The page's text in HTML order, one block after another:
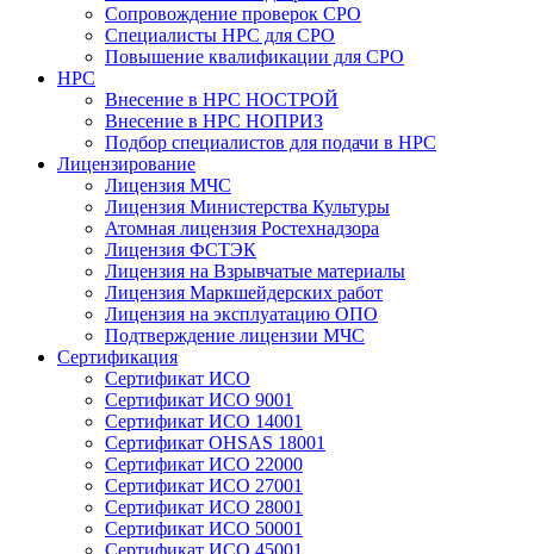
Сопровождение проверок СРО
Специалисты НРС для СРО
Повышение квалификации для СРО
НРС
Внесение в НРС НОСТРОЙ
Внесение в НРС НОПРИЗ
Подбор специалистов для подачи в НРС
Лицензирование
Лицензия МЧС
Лицензия Министерства Культуры
Атомная лицензия Ростехнадзора
Лицензия ФСТЭК
Лицензия на Взрывчатые материалы
Лицензия Маркшейдерских работ
Лицензия на эксплуатацию ОПО
Подтверждение лицензии МЧС
Сертификация
Сертификат ИСО
Сертификат ИСО 9001
Сертификат ИСО 14001
Сертификат OHSAS 18001
Сертификат ИСО 22000
Сертификат ИСО 27001
Сертификат ИСО 28001
Сертификат ИСО 50001
Сертификат ИСО 45001